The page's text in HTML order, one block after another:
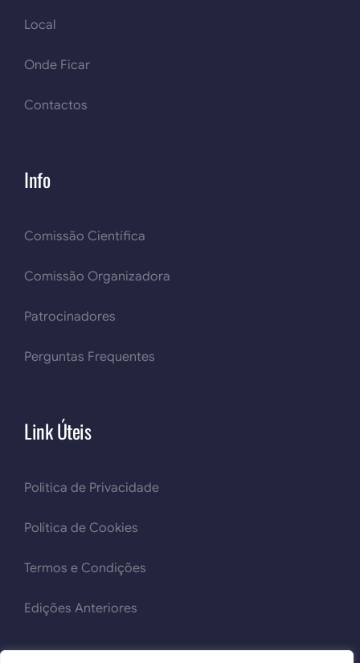
Local
Onde Ficar
Contactos
Info
Comissão Científica
Comissão Organizadora
Patrocinadores
Perguntas Frequentes
Link Úteis
Politica de Privacidade
Política de Cookies
Termos e Condições
Edições Anteriores